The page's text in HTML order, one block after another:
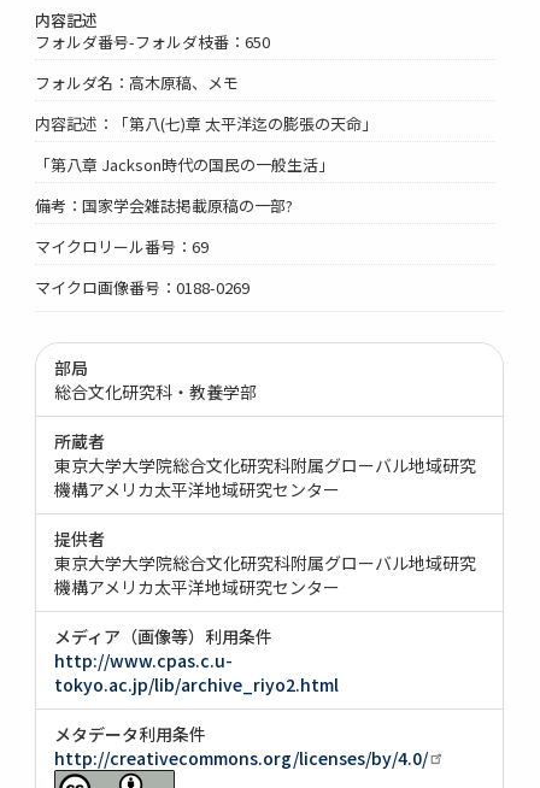
内容記述
フォルダ番号-フォルダ枝番：650
フォルダ名：高木原稿、メモ
内容記述：「第八(七)章 太平洋迄の膨張の天命」
「第八章 Jackson時代の国民の一般生活」
備考：国家学会雑誌掲載原稿の一部?
マイクロリール番号：69
マイクロ画像番号：0188-0269
部局
総合文化研究科・教養学部
所蔵者
東京大学大学院総合文化研究科附属グローバル地域研究
機構アメリカ太平洋地域研究センター
提供者
東京大学大学院総合文化研究科附属グローバル地域研究
機構アメリカ太平洋地域研究センター
メディア（画像等）利用条件
http://www.cpas.c.u-
tokyo.ac.jp/lib/archive_riyo2.html
メタデータ利用条件
http://creativecommons.org/licenses/by/4.0/